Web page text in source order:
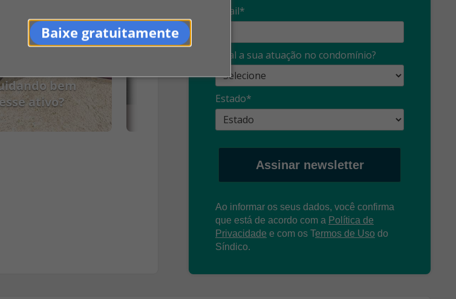
Baixe gratuitamente
de gordura
bem
ativo?
PCMSO: O que é?
profissional:
cuidado com as
propagandas
› Email*
Qual a sua atuação no condomínio?
Estado*
Assinar newsletter
Ao informar os seus dados, você confirma
que está de acordo com a Política de
Privacidade e com os Termos de Uso do
Síndico.